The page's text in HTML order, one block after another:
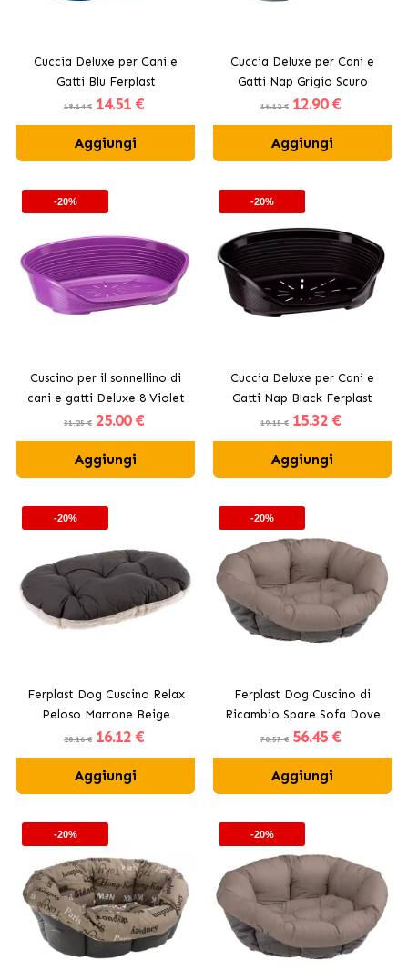
Cuccia Deluxe per Cani e
Gatti Blu Ferplast
18.14 € 14.51 €
Aggiungi
Cuccia Deluxe per Cani e
Gatti Nap Grigio Scuro
Ferplast
16.12 € 12.90 €
Aggiungi
-20%
Cuscino per il sonnellino di
cani e gatti Deluxe 8 Violet
Ferplast
31.25 € 25.00 €
Aggiungi
-20%
Cuccia Deluxe per Cani e
Gatti Nap Black Ferplast
19.15 € 15.32 €
Aggiungi
-20%
Ferplast Dog Cuscino Relax
Peloso Marrone Beige
20.16 € 16.12 €
Aggiungi
-20%
Ferplast Dog Cuscino di
Ricambio Spare Sofa Dove
Grey
70.57 € 56.45 €
Aggiungi
-20% -20%